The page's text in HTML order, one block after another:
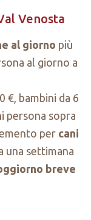
Venosta
al giorno più
al giorno a
€, bambini da 6
persona sopra
per cani
una settimana
breve